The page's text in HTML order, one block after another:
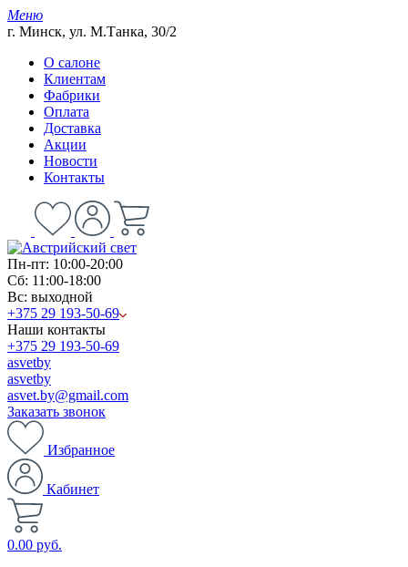
Меню
г. Минск, ул. М.Танка, 30/2
О салоне
Клиентам
Фабрики
Оплата
Доставка
Акции
Новости
Контакты
Пн-пт: 10:00-20:00
Сб: 11:00-18:00
Вс: выходной
+375 29 193-50-69
Наши контакты
+375 29 193-50-69
asvetby
asvetby
asvet.by@gmail.com
Заказать звонок
Избранное
Кабинет
0.00 руб.